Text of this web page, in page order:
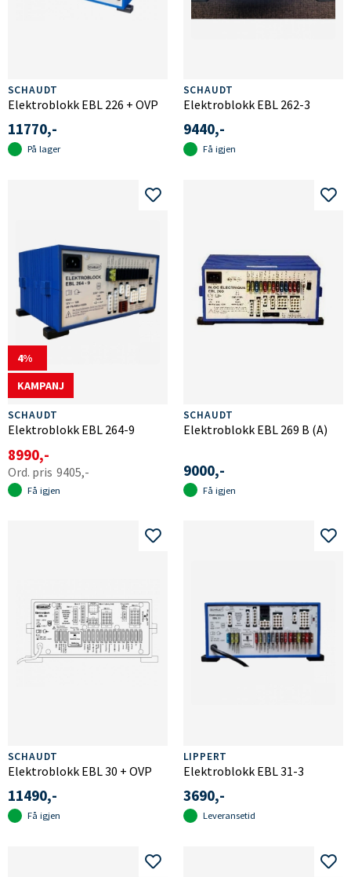
SCHAUDT
Elektroblokk EBL 226 + OVP
11770,-
På lager
SCHAUDT
Elektroblokk EBL 262-3
9440,-
Få igjen
4
KAMPANJ
SCHAUDT
Elektroblokk EBL 264-9
8990,-
9405,-
Få igjen
SCHAUDT
Elektroblokk EBL 269 B (A)
9000,-
Få igjen
SCHAUDT
Elektroblokk EBL 30 + OVP
11490,-
Få igjen
LIPPERT
Elektroblokk EBL 31-3
3690,-
Leveransetid